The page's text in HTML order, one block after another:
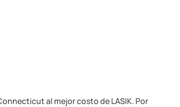
al mejor costo de LASIK. Por